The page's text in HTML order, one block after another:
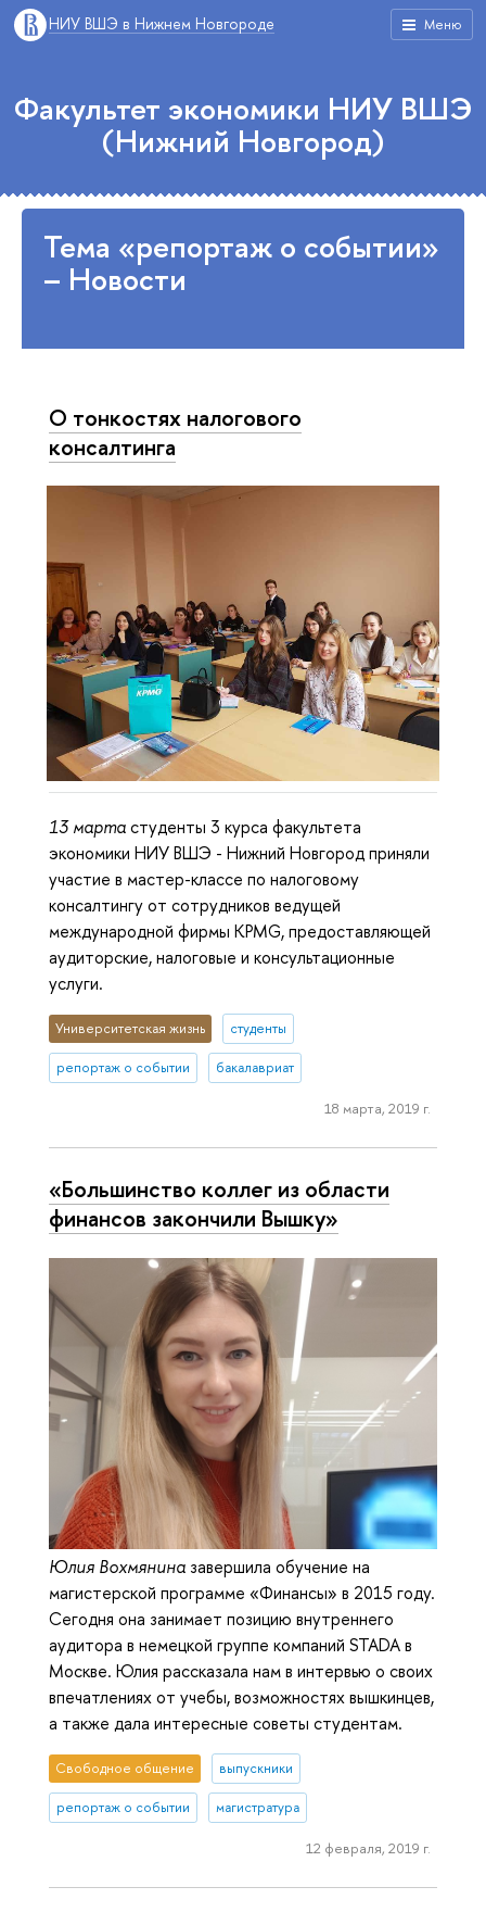
Меню
НИУ ВШЭ в Нижнем Новгороде
Факультет экономики НИУ ВШЭ
(Нижний Новгород)
Тема «репортаж о событии»
– Новости
О тонкостях налогового
консалтинга
13 мартастуденты 3 курса факультета
экономики НИУ ВШЭ - Нижний Новгород приняли
участие в мастер-классе по налоговому
консалтингу от сотрудников ведущей
международной фирмы KPMG, предоставляющей
аудиторские, налоговые и консультационные
услуги.
Университетская жизнь студенты
репортаж о событии бакалавриат
18 марта, 2019 г.
«Большинство коллег из области
финансов закончили Вышку»
Юлия Вохмянина завершила обучение на
магистерской программе «Финансы» в 2015 году.
Сегодня она занимает позицию внутреннего
аудитора в немецкой группе компаний STADA в
Москве. Юлия рассказала нам в интервью о своих
впечатлениях от учебы, возможностях вышкинцев,
а также дала интересные советы студентам.
Свободное общение выпускники
репортаж о событии магистратура
12 февраля, 2019 г.